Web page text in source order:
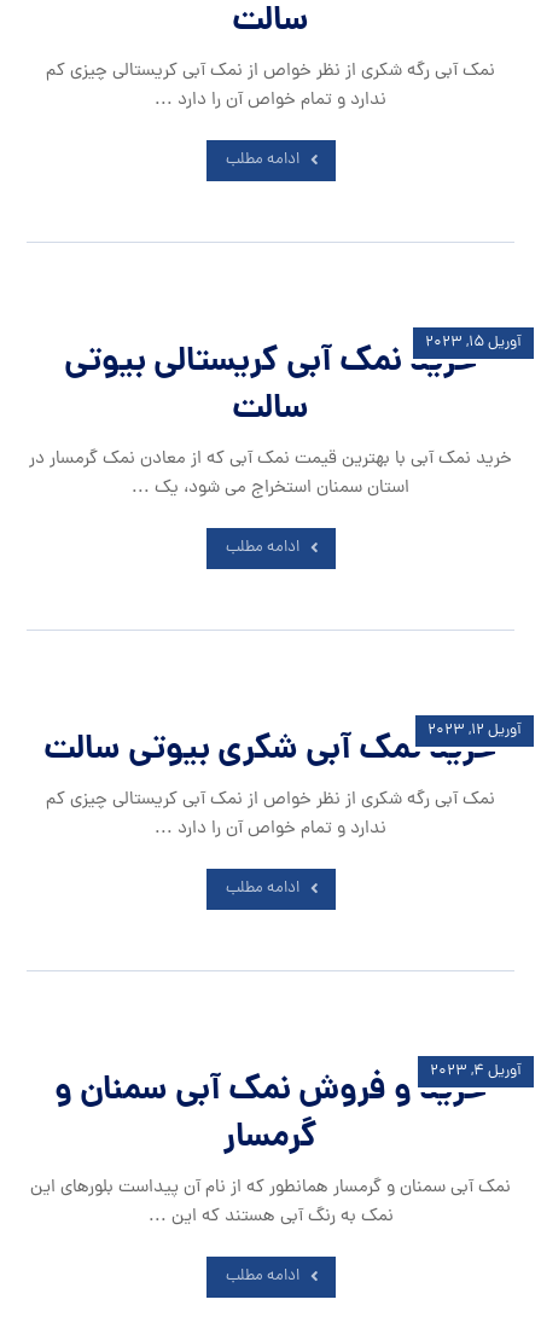
سالت
نمک آبی رگه شکری از نظر خواص از نمک آبی کریستالی چیزی کم
ندارد و تمام خواص آن را دارد ...
ادامه مطلب
خرید نمک آبی کریستالی بیوتی
سالت
آوریل ۱۵, ۲۰۲۳
خرید نمک آبی با بهترین قیمت نمک آبی که از معادن نمک گرمسار در
استان سمنان استخراج می شود، یک ...
ادامه مطلب
خرید نمک آبی شکری بیوتی سالتآوریل ۱۲, ۲۰۲۳
نمک آبی رگه شکری از نظر خواص از نمک آبی کریستالی چیزی کم
ندارد و تمام خواص آن را دارد ...
ادامه مطلب
خرید و فروش نمک آبی سمنان و
گرمسار
آوریل ۴, ۲۰۲۳
نمک آبی سمنان و گرمسار همانطور که از نام آن پیداست بلورهای این
نمک به رنگ آبی هستند که این ...
ادامه مطلب